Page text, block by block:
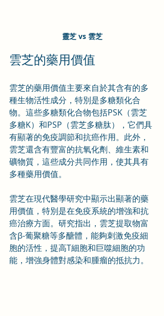
靈芝 vs 雲芝
雲芝的藥用價值
雲芝的藥用價值主要來自於其含有的多
種生物活性成分，特別是多糖類化合
物。這些多糖類化合物包括PSK（雲芝
多糖K）和PSP（雲芝多糖肽），它們具
有顯著的免疫調節和抗癌作用。此外，
雲芝還含有豐富的抗氧化劑、維生素和
礦物質，這些成分共同作用，使其具有
多種藥用價值。
雲芝在現代醫學研究中顯示出顯著的藥
用價值，特別是在免疫系統的增強和抗
癌治療方面。研究指出，雲芝提取物富
含β-葡聚糖等多醣體，能夠刺激免疫細
胞的活性，提高T細胞和巨噬細胞的功
能，增強身體對感染和腫瘤的抵抗力。